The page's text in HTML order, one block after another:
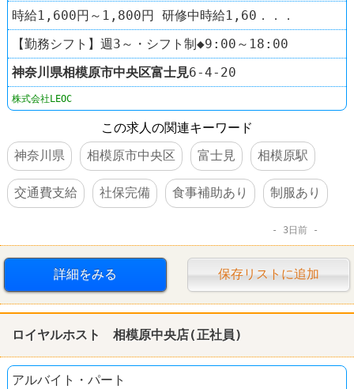
時給1,600円～1,800円 研修中時給1,60．．．
【勤務シフト】週3～・シフト制◆9:00～18:00
神奈川県相模原市中央区富士見6-4-20
株式会社LEOC
この求人の関連キーワード
神奈川県
相模原市中央区 富士見 相模原駅
交通費支給 社保完備 食事補助あり 制服あり
3日前
詳細をみる 保存リストに追加
ロイヤルホスト 相模原中央店(正社員)
アルバイト・パート